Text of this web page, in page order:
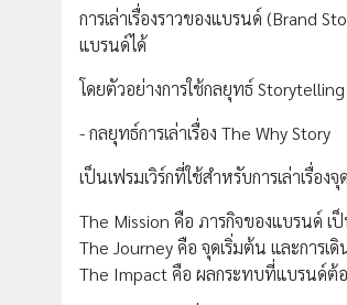
การเล่าเรื่องราวของแบรนด์ (Brand
แบรนด์ได้
โดยตัวอย่างการใช้กลยุทธ์
- กลยุทธ์การเล่าเรื่อง The Why Story
เป็นเฟรมเวิร์กที่ใช้สำหรับการเล่าเรื่
The Mission คือ ภารกิจของแบรนด์ เ
The Journey คือ จุดเริ่มต้น และการเ
The Impact คือ ผลกระทบที่แบรนด์ต้